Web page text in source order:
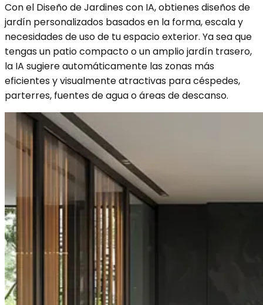
Con el Diseño de Jardines con IA, obtienes diseños de
jardín personalizados basados en la forma, escala y
necesidades de uso de tu espacio exterior. Ya sea que
tengas un patio compacto o un amplio jardín trasero,
la IA sugiere automáticamente las zonas más
eficientes y visualmente atractivas para céspedes,
parterres, fuentes de agua o áreas de descanso.